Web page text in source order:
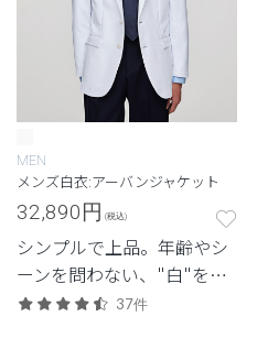
MEN
メンズ白衣:アーバンジャケット
32,890円 (税込)
シンプルで上品。年齢やシ
ーンを問わない、"白"を追
求したクラシコの定番モデ
37件